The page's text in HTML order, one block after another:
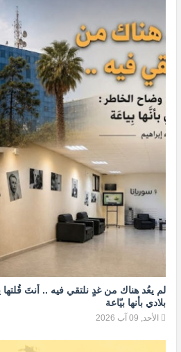
لم يعُد هناك من غدٍ نلتقي فيه .. أنتَ
بلادي بأنها بيّاعة
الأحد, 09 آب 2026